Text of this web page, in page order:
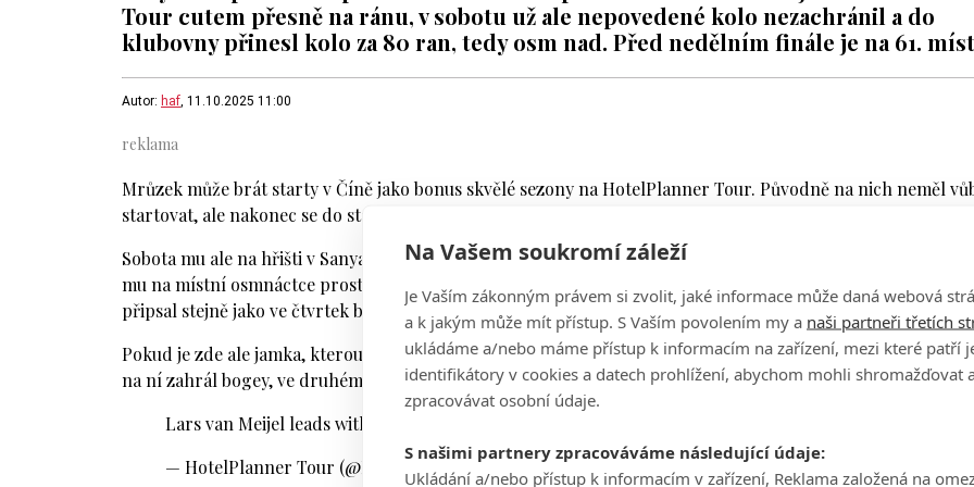
Na Vašem soukromí záleží
Je Vaším zákonným právem si zvolit, jaké informace může daná webová
a k jakým může mít přístup. S Vaším povolením my a naši partneři třetích
ukládáme a/nebo máme přístup k informacím na zařízení, mezi které patří
identifikátory v cookies a datech prohlížení, abychom mohli shromažďovat
zpracovávat osobní údaje.
S našimi partnery zpracováváme následující údaje:
Ukládání a/nebo přístup k informacím v zařízení, Reklama založená na
Tour cutem přesně na ránu, v sobotu už ale nepovedené kolo nezachránil a do
klubovny přinesl kolo za 80 ran, tedy osm nad. Před nedělním finále je na 61.
Autor: haf , 11.10.2025 11:00
Mrůzek může brát starty v Číně jako bonus skvělé sezony na HotelPlanner Tour. Původně na nich neměl
startovat, ale nakonec se do startovního pole dostal a hned na první ze dvou říjnových akcí prošel cutem.
Sobota mu ale na hřišti v Sanya Luhuitou Golf Clubu nevyšla podle představ. A opět si potvrdil, že některé
mu na místní osmnáctce prostě nesedí. Jednou z nich je čtyřparová 11, na které si hned na úvod svého kola
připsal stejně jako ve čtvrtek bogey, když startoval na druhé devítce.
Pokud je zde ale jamka, kterou by Mrůzek ze hřiště nejradši vymazal, tak je to čtyřpar patnáctky. V prvním
na ní zahrál bogey, ve druhém dabláče a ve třetím dokonce sněhuláka, tedy quadruple bogey.
Lars van Meijel leads with 18 to play 📈
— HotelPlanner Tour (@HPlanner_Tour)October 11, 2025